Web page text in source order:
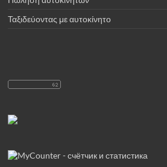
Ταξιδεύοντας με αυτοκίνητο